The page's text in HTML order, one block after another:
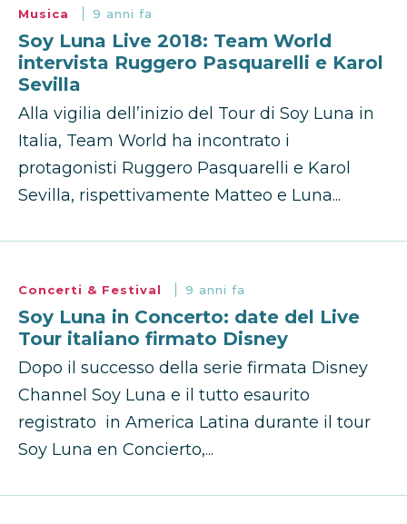
Musica 9 anni fa
Soy Luna Live 2018: Team World
intervista Ruggero Pasquarelli e Karol
Sevilla
Alla vigilia dell’inizio del Tour di Soy Luna in
Italia, Team World ha incontrato i
protagonisti Ruggero Pasquarelli e Karol
Sevilla, rispettivamente Matteo e Luna...
Concerti & Festival 9 anni fa
Soy Luna in Concerto: date del Live
Tour italiano firmato Disney
Dopo il successo della serie firmata Disney
Channel Soy Luna e il tutto esaurito
registrato in America Latina durante il tour
Soy Luna en Concierto,...